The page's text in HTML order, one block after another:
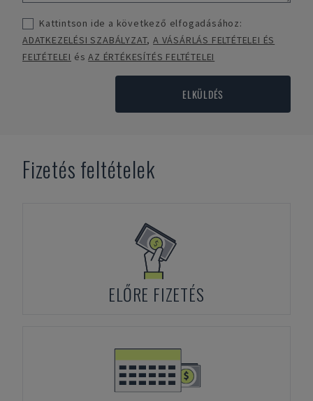
Kattintson ide a következő elfogadásához:
ADATKEZELÉSI SZABÁLYZAT,A VÁSÁRLÁS FELTÉTELEI ÉS
FELTÉTELEI ésAZ ÉRTÉKESÍTÉS FELTÉTELEI
ELKÜLDÉS
Fizetés feltételek
ELŐRE FIZETÉS